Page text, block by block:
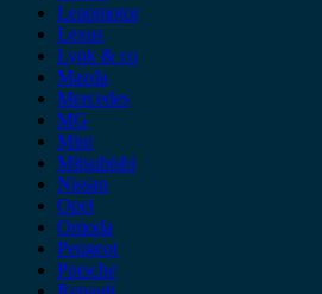
Leapmotor
Lexus
Lynk & co
Mazda
Mercedes
MG
Mini
Mitsubishi
Nissan
Opel
Omoda
Peugeot
Porsche